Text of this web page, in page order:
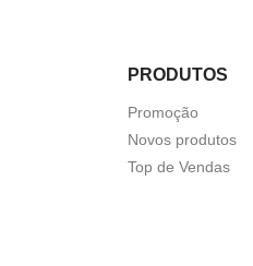
PRODUTOS
Promoção
Novos produtos
Top de Vendas